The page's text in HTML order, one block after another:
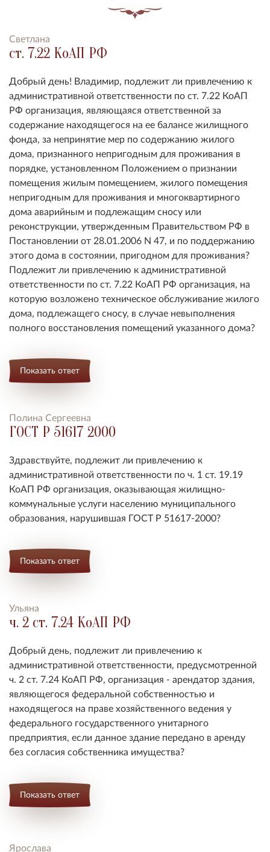
Светлана
ст. 7.22 КоАП РФ
Добрый день! Владимир, подлежит ли привлечению к
административной ответственности по ст. 7.22 КоАП
РФ организация, являющаяся ответственной за
содержание находящегося на ее балансе жилищного
фонда, за непринятие мер по содержанию жилого
дома, признанного непригодным для проживания в
порядке, установленном Положением о признании
помещения жилым помещением, жилого помещения
непригодным для проживания и многоквартирного
дома аварийным и подлежащим сносу или
реконструкции, утвержденным Правительством РФ в
Постановлении от 28.01.2006 N 47, и по поддержанию
этого дома в состоянии, пригодном для проживания?
Подлежит ли привлечению к административной
ответственности по ст. 7.22 КоАП РФ организация, на
которую возложено техническое обслуживание жилого
дома, подлежащего сносу, в случае невыполнения
полного восстановления помещений указанного дома?
Показать ответ
Полина Сергеевна
ГОСТ Р 51617 2000
Здравствуйте, подлежит ли привлечению к
административной ответственности по ч. 1 ст. 19.19
КоАП РФ организация, оказывающая жилищно-
коммунальные услуги населению муниципального
образования, нарушившая ГОСТ Р 51617-2000?
Показать ответ
Ульяна
ч. 2 ст. 7.24 КоАП РФ
Добрый день, подлежит ли привлечению к
административной ответственности, предусмотренной
ч. 2 ст. 7.24 КоАП РФ, организация - арендатор здания,
являющегося федеральной собственностью и
находящегося на праве хозяйственного ведения у
федерального государственного унитарного
предприятия, если данное здание передано в аренду
без согласия собственника имущества?
Показать ответ
Ярослава